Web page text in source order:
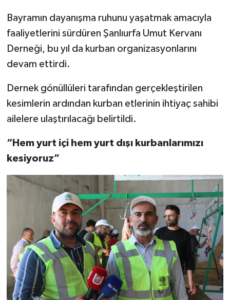
Bayramın dayanışma ruhunu yaşatmak amacıyla
faaliyetlerini sürdüren Şanlıurfa Umut Kervanı
Derneği, bu yıl da kurban organizasyonlarını
devam ettirdi.
Dernek gönüllüleri tarafından gerçekleştirilen
kesimlerin ardından kurban etlerinin ihtiyaç sahibi
ailelere ulaştırılacağı belirtildi.
“Hem yurt içi hem yurt dışı kurbanlarımızı
kesiyoruz”